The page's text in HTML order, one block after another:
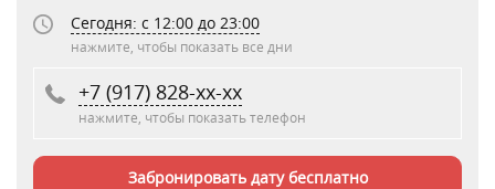
Сегодня: c 12:00 до 23:00
нажмите, чтобы показать все дни
+7 (917) 828-xx-xx
нажмите, чтобы показать телефон
Забронировать дату бесплатно